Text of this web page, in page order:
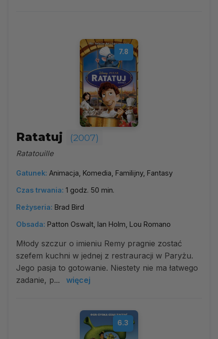
7.8
Ratatuj (2007)
Ratatouille
Gatunek: Animacja, Komedia, Familijny, Fantasy
Czas trwania: 1 godz. 50 min.
Reżyseria: Brad Bird
Obsada: Patton Oswalt, Ian Holm, Lou Romano
Młody szczur o imieniu Remy pragnie zostać
szefem kuchni w jednej z restrauracji w Paryżu.
Jego pasja to gotowanie. Niestety nie ma łatwego
zadanie, p...
więcej
6.3